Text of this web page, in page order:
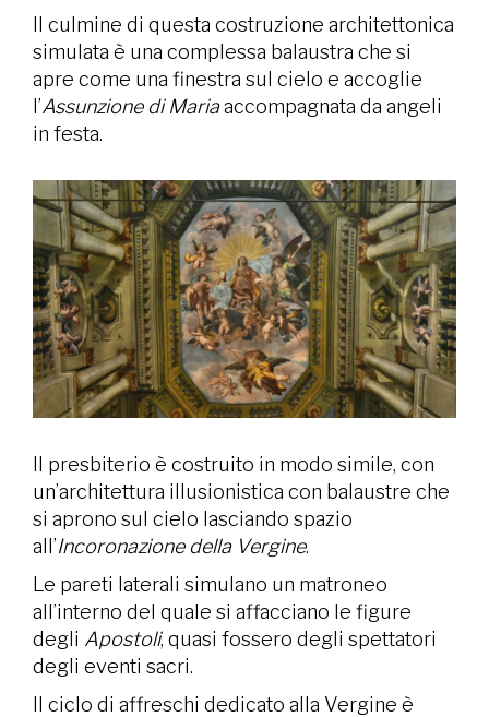
Il culmine di questa costruzione architettonica
simulata è una complessa balaustra che si
apre come una finestra sul cielo e accoglie
l’Assunzione di Mariaaccompagnata da angeli
in festa.
Il presbiterio è costruito in modo simile, con
un’architettura illusionistica con balaustre che
si aprono sul cielo lasciando spazio
all’Incoronazione della Vergine.
Le pareti laterali simulano un matroneo
all’interno del quale si affacciano le figure
degli Apostoli, quasi fossero degli spettatori
degli eventi sacri.
Il ciclo di affreschi dedicato alla Vergine è